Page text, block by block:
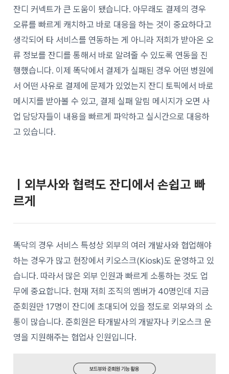
잔디 커넥트가 큰 도움이 됐습니다. 아무래도 결제의 경우
오류를 빠르게 캐치하고 바로 대응을 하는 것이 중요하다고
생각되어 타 서비스를 연동하는 게 아니라 저희가 받아온 오
류 정보를 잔디를 통해서 바로 알려줄 수 있도록 연동을 진
행했습니다. 이제 똑닥에서 결제가 실패된 경우 어떤 병원에
서 어떤 사유로 결제에 문제가 있었는지 잔디 토픽에서 바로
메시지를 받아볼 수 있고, 결제 실패 알림 메시지가 오면 사
업 담당자들이 내용을 빠르게 파악하고 실시간으로 대응하
고 있습니다.
ㅣ외부사와 협력도 잔디에서 손쉽고 빠
르게
똑닥의 경우 서비스 특성상 외부의 여러 개발사와 협업해야
하는 경우가 많고 현장에서 키오스크(Kiosk)도 운영하고 있
습니다. 따라서 많은 외부 인원과 빠르게 소통하는 것도 업
무에 중요합니다. 현재 저희 조직의 멤버가 40명인데 지금
준회원만 17명이 잔디에 초대되어 있을 정도로 외부와의 소
통이 많습니다. 준회원은 타개발사의 개발자나 키오스크 운
영을 지원해주는 협업사 인원입니다.